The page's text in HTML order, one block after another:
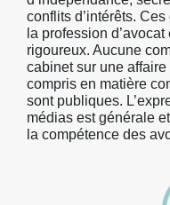
conflits d’intérêts.
la profession
rigoureux. Aucune
cabinet sur une
compris en matière
sont publiques.
médias est générale
la compétence des